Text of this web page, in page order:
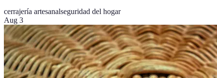
cerrajería artesanalseguridad del hogar
Aug 3